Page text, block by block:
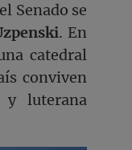
Senado se
. En
catedral
conviven
y luterana